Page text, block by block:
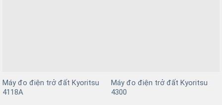
Máy đo điện trở đất Kyoritsu
4118A
Máy đo điện trở đất Kyoritsu
4300